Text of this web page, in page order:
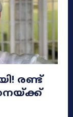
രണ്ട്